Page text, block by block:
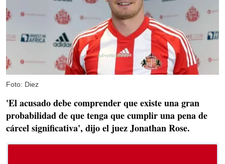
Foto: Diez
'El acusado debe comprender que existe una gran
probabilidad de que tenga que cumplir una pena de
cárcel significativa', dijo el juez Jonathan Rose.